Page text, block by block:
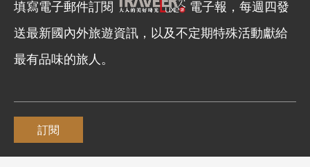
填寫電子郵件訂閱
電子報，每週四發
送最新國內外旅遊資訊，以及不定期特殊活動獻給
最有品味的旅人。
訂閱